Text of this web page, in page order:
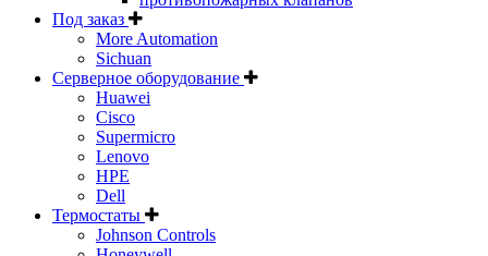
Под заказ
More Automation
Sichuan
Серверное оборудование
Huawei
Cisco
Supermicro
Lenovo
HPE
Dell
Термостаты
Johnson Controls